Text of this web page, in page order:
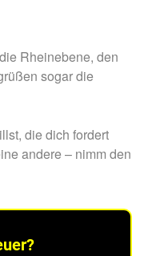
Rheinebene, den
sogar die
die dich fordert
andere – nimm den